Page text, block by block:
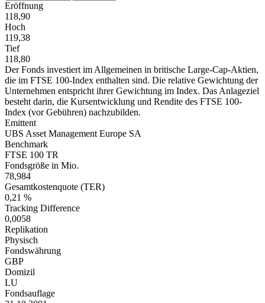
Eröffnung
118,90
Hoch
119,38
Tief
118,80
Der Fonds investiert im Allgemeinen in britische Large-Cap-Aktien,
die im FTSE 100-Index enthalten sind. Die relative Gewichtung der
Unternehmen entspricht ihrer Gewichtung im Index. Das Anlageziel
besteht darin, die Kursentwicklung und Rendite des FTSE 100-
Index (vor Gebühren) nachzubilden.
Emittent
UBS Asset Management Europe SA
Benchmark
FTSE 100 TR
Fondsgröße in Mio.
78,984
Gesamtkostenquote (TER)
0,21 %
Tracking Difference
0,0058
Replikation
Physisch
Fondswährung
GBP
Domizil
LU
Fondsauflage